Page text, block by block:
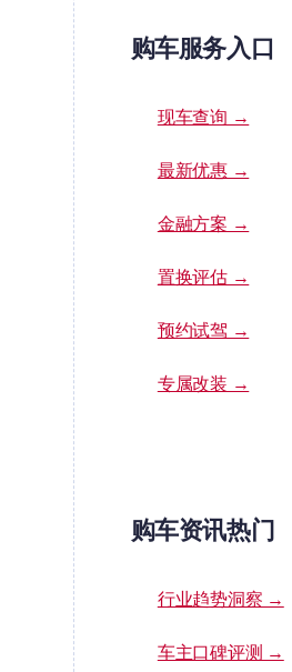
购车服务入口
现车查询 →
最新优惠 →
金融方案 →
置换评估 →
预约试驾 →
专属改装 →
购车资讯热门
行业趋势洞察 →
车主口碑评测 →